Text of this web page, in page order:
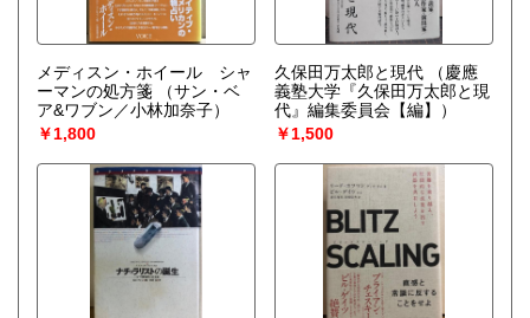
メディスン・ホイール シャ
ーマンの処方箋
（サン・ベ
ア&ワブン／小林加奈子）
￥1,800
久保田万太郎と現代
（慶應
義塾大学『久保田万太郎と現
代』編集委員会【編】）
￥1,500